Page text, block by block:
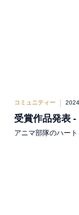
コミュニティー
受賞作品発表
アニマ部隊のハー